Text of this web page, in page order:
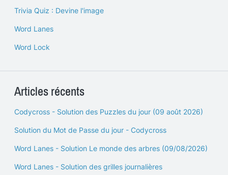
Trivia Quiz : Devine l'image
Word Lanes
Word Lock
Articles récents
Codycross - Solution des Puzzles du jour (09 août 2026)
Solution du Mot de Passe du jour - Codycross
Word Lanes - Solution Le monde des arbres (09/08/2026)
Word Lanes - Solution des grilles journalières